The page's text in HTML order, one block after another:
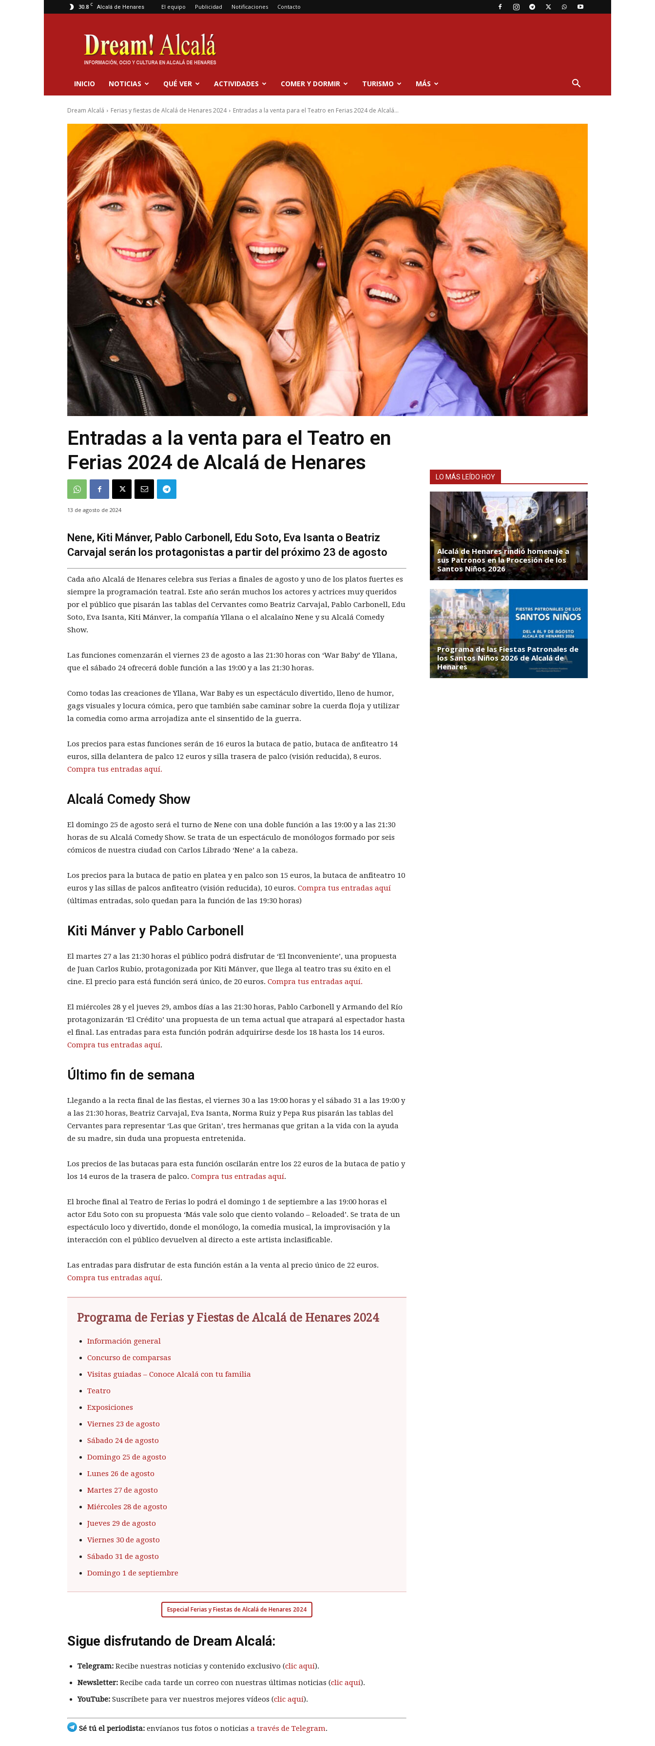
30.8 C Alcalá de Henares El equipo Publicidad Notificaciones Contacto
Dream
Alcalá
INICIO NOTICIAS QUÉ VER ACTIVIDADES COMER Y DORMIR TURISMO MÁS
Dream Alcalá Ferias y fiestas de Alcalá de Henares 2024 Entradas a la venta para el Teatro en Ferias 2024 de Alcalá...
Entradas a la venta para el Teatro en
Ferias 2024 de Alcalá de Henares
13 de agosto de 2024
Nene, Kiti Mánver, Pablo Carbonell, Edu Soto, Eva Isanta o Beatriz
Carvajal serán los protagonistas a partir del próximo 23 de agosto
Cada año Alcalá de Henares celebra sus Ferias a finales de agosto y uno de los platos fuertes es
siempre la programación teatral. Este año serán muchos los actores y actrices muy queridos
por el público que pisarán las tablas del Cervantes como Beatriz Carvajal, Pablo Carbonell, Edu
Soto, Eva Isanta, Kiti Mánver, la compañía Yllana o el alcalaíno Nene y su Alcalá Comedy
Show.
Las funciones comenzarán el viernes 23 de agosto a las 21:30 horas con ‘War Baby’ de Yllana,
que el sábado 24 ofrecerá doble función a las 19:00 y a las 21:30 horas.
Como todas las creaciones de Yllana, War Baby es un espectáculo divertido, lleno de humor,
gags visuales y locura cómica, pero que también sabe caminar sobre la cuerda floja y utilizar
la comedia como arma arrojadiza ante el sinsentido de la guerra.
Los precios para estas funciones serán de 16 euros la butaca de patio, butaca de anfiteatro 14
euros, silla delantera de palco 12 euros y silla trasera de palco (visión reducida), 8 euros.
Compra tus entradas aquí.
Alcalá Comedy Show
El domingo 25 de agosto será el turno de Nene con una doble función a las 19:00 y a las 21:30
horas de su Alcalá Comedy Show. Se trata de un espectáculo de monólogos formado por seis
cómicos de nuestra ciudad con Carlos Librado ‘Nene’ a la cabeza.
Los precios para la butaca de patio en platea y en palco son 15 euros, la butaca de anfiteatro 10
euros y las sillas de palcos anfiteatro (visión reducida), 10 euros. Compra tus entradas aquí
(últimas entradas, solo quedan para la función de las 19:30 horas)
Kiti Mánver y Pablo Carbonell
El martes 27 a las 21:30 horas el público podrá disfrutar de ‘El Inconveniente’, una propuesta
de Juan Carlos Rubio, protagonizada por Kiti Mánver, que llega al teatro tras su éxito en el
cine. El precio para está función será único, de 20 euros. Compra tus entradas aquí.
El miércoles 28 y el jueves 29, ambos días a las 21:30 horas, Pablo Carbonell y Armando del Río
protagonizarán ‘El Crédito’ una propuesta de un tema actual que atrapará al espectador hasta
el final. Las entradas para esta función podrán adquirirse desde los 18 hasta los 14 euros.
Compra tus entradas aquí.
Último fin de semana
Llegando a la recta final de las fiestas, el viernes 30 a las 19:00 horas y el sábado 31 a las 19:00 y
a las 21:30 horas, Beatriz Carvajal, Eva Isanta, Norma Ruiz y Pepa Rus pisarán las tablas del
Cervantes para representar ‘Las que Gritan’, tres hermanas que gritan a la vida con la ayuda
de su madre, sin duda una propuesta entretenida.
Los precios de las butacas para esta función oscilarán entre los 22 euros de la butaca de patio y
los 14 euros de la trasera de palco. Compra tus entradas aquí.
El broche final al Teatro de Ferias lo podrá el domingo 1 de septiembre a las 19:00 horas el
actor Edu Soto con su propuesta ‘Más vale solo que ciento volando – Reloaded’. Se trata de un
espectáculo loco y divertido, donde el monólogo, la comedia musical, la improvisación y la
interacción con el público devuelven al directo a este artista inclasificable.
Las entradas para disfrutar de esta función están a la venta al precio único de 22 euros.
Compra tus entradas aquí.
Programa de Ferias y Fiestas de Alcalá de Henares 2024
Información general
Concurso de comparsas
Visitas guiadas – Conoce Alcalá con tu familia
Teatro
Exposiciones
Viernes 23 de agosto
Sábado 24 de agosto
Domingo 25 de agosto
Lunes 26 de agosto
Martes 27 de agosto
Miércoles 28 de agosto
Jueves 29 de agosto
Viernes 30 de agosto
Sábado 31 de agosto
Domingo 1 de septiembre
Especial Ferias y Fiestas de Alcalá de Henares 2024
Sigue disfrutando de Dream Alcalá:
Telegram: Recibe nuestras noticias y contenido exclusivo (clic aquí).
Newsletter: Recibe cada tarde un correo con nuestras últimas noticias (clic aquí).
YouTube: Suscríbete para ver nuestros mejores vídeos (clic aquí).
Sé tú el periodista: envíanos tus fotos o noticias a través de Telegram.
LO MÁS LEÍDO HOY